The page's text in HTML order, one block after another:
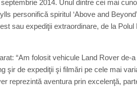
2014. Unul dintre cei mai
personifică spiritul ‘Above and
sau expediţii extraordinare, de la
“Am folosit vehicule Land Rover de-
şir de expediţii şi filmări pe cele mai
reprezintă aventura prin excelenţă,